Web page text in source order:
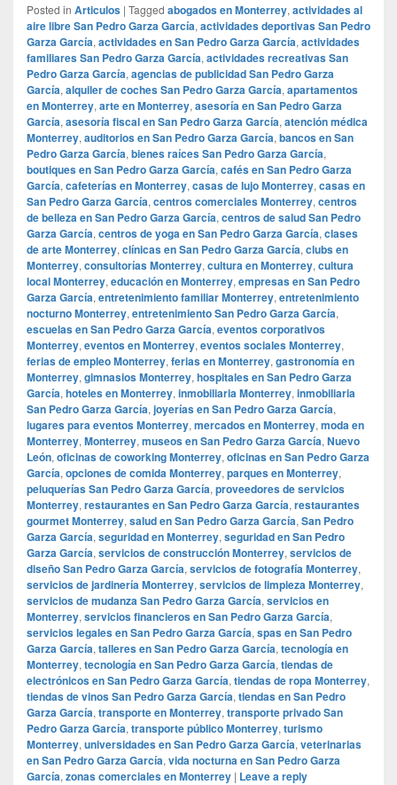
Posted in Articulos | Tagged abogados en Monterrey, actividades al
aire libre San Pedro Garza García, actividades deportivas San Pedro
Garza García, actividades en San Pedro Garza García, actividades
familiares San Pedro Garza García, actividades recreativas San
Pedro Garza García, agencias de publicidad San Pedro Garza
García, alquiler de coches San Pedro Garza García, apartamentos
en Monterrey, arte en Monterrey, asesoría en San Pedro Garza
García, asesoría fiscal en San Pedro Garza García, atención médica
Monterrey, auditorios en San Pedro Garza García, bancos en San
Pedro Garza García, bienes raíces San Pedro Garza García,
boutiques en San Pedro Garza García, cafés en San Pedro Garza
García, cafeterías en Monterrey, casas de lujo Monterrey, casas en
San Pedro Garza García, centros comerciales Monterrey, centros
de belleza en San Pedro Garza García, centros de salud San Pedro
Garza García, centros de yoga en San Pedro Garza García, clases
de arte Monterrey, clínicas en San Pedro Garza García, clubs en
Monterrey, consultorías Monterrey, cultura en Monterrey, cultura
local Monterrey, educación en Monterrey, empresas en San Pedro
Garza García, entretenimiento familiar Monterrey, entretenimiento
nocturno Monterrey, entretenimiento San Pedro Garza García,
escuelas en San Pedro Garza García, eventos corporativos
Monterrey, eventos en Monterrey, eventos sociales Monterrey,
ferias de empleo Monterrey, ferias en Monterrey, gastronomía en
Monterrey, gimnasios Monterrey, hospitales en San Pedro Garza
García, hoteles en Monterrey, inmobiliaria Monterrey, inmobiliaria
San Pedro Garza García, joyerías en San Pedro Garza García,
lugares para eventos Monterrey, mercados en Monterrey, moda en
Monterrey, Monterrey, museos en San Pedro Garza García, Nuevo
León, oficinas de coworking Monterrey, oficinas en San Pedro Garza
García, opciones de comida Monterrey, parques en Monterrey,
peluquerías San Pedro Garza García, proveedores de servicios
Monterrey, restaurantes en San Pedro Garza García, restaurantes
gourmet Monterrey, salud en San Pedro Garza García, San Pedro
Garza García, seguridad en Monterrey, seguridad en San Pedro
Garza García, servicios de construcción Monterrey, servicios de
diseño San Pedro Garza García, servicios de fotografía Monterrey,
servicios de jardinería Monterrey, servicios de limpieza Monterrey,
servicios de mudanza San Pedro Garza García, servicios en
Monterrey, servicios financieros en San Pedro Garza García,
servicios legales en San Pedro Garza García, spas en San Pedro
Garza García, talleres en San Pedro Garza García, tecnología en
Monterrey, tecnología en San Pedro Garza García, tiendas de
electrónicos en San Pedro Garza García, tiendas de ropa Monterrey,
tiendas de vinos San Pedro Garza García, tiendas en San Pedro
Garza García, transporte en Monterrey, transporte privado San
Pedro Garza García, transporte público Monterrey, turismo
Monterrey, universidades en San Pedro Garza García, veterinarias
en San Pedro Garza García, vida nocturna en San Pedro Garza
García, zonas comerciales en Monterrey | Leave a reply